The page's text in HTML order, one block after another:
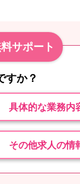
サポート
すか？
具体的な業務内
その他求人の情